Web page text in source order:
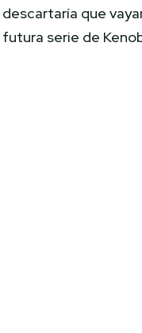
descartaría que
futura serie de